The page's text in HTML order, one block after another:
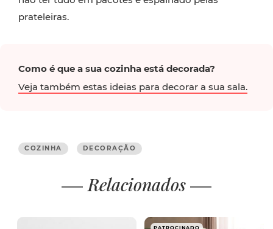
prateleiras.
Como é que a sua cozinha está decorada?
Veja também estas ideias para decorar a sua sala.
COZINHA DECORAÇÃO
Relacionados
PATROCINADO